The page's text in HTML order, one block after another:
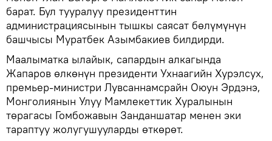
барат. Бул тууралуу президенттин
администрациясынын тышкы саясат бөлүмүнүн
башчысы Муратбек Азымбакиев билдирди.
Маалыматка ылайык, сапардын алкагында
Жапаров өлкөнүн президенти Ухнаагийн Хурэлсух,
премьер-министри Лувсаннамсрайн Оюун Эрдэнэ,
Монголиянын Улуу Мамлекеттик Хуралынын
төрагасы Гомбожавын Занданшатар менен эки
тараптуу жолугушууларды өткөрөт.